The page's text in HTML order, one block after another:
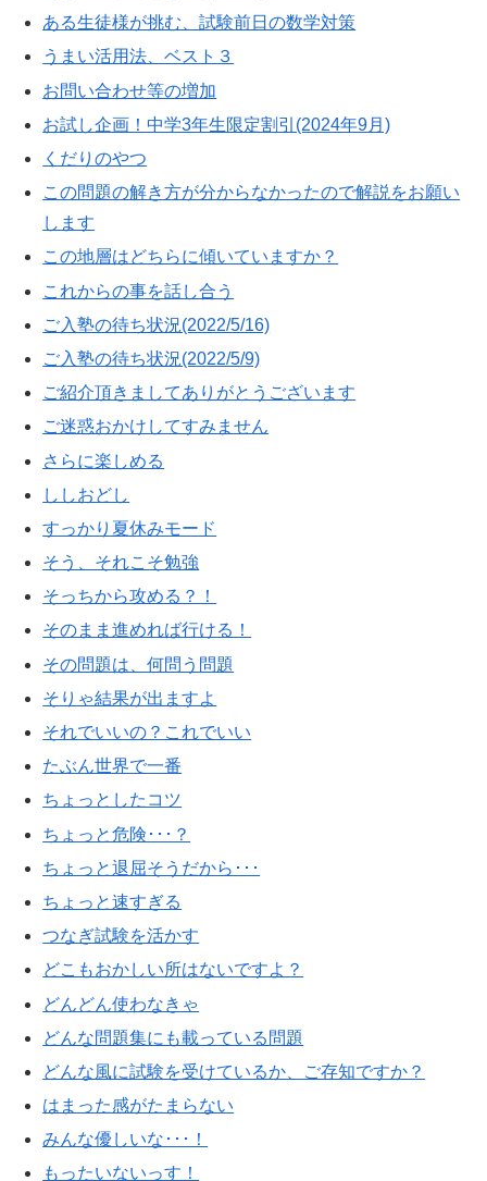
ある生徒様が挑む、試験前日の数学対策
うまい活用法、ベスト３
お問い合わせ等の増加
お試し企画！中学3年生限定割引(2024年9月)
くだりのやつ
この問題の解き方が分からなかったので解説をお願い
します
この地層はどちらに傾いていますか？
これからの事を話し合う
ご入塾の待ち状況(2022/5/16)
ご入塾の待ち状況(2022/5/9)
ご紹介頂きましてありがとうございます
ご迷惑おかけしてすみません
さらに楽しめる
ししおどし
すっかり夏休みモード
そう、それこそ勉強
そっちから攻める？！
そのまま進めれば行ける！
その問題は、何問う問題
そりゃ結果が出ますよ
それでいいの？これでいい
たぶん世界で一番
ちょっとしたコツ
ちょっと危険･･･？
ちょっと退屈そうだから･･･
ちょっと速すぎる
つなぎ試験を活かす
どこもおかしい所はないですよ？
どんどん使わなきゃ
どんな問題集にも載っている問題
どんな風に試験を受けているか、ご存知ですか？
はまった感がたまらない
みんな優しいな･･･！
もったいないっす！